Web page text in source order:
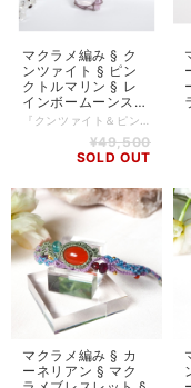
マクラメ編み § ク
ンツァイト § ピン
クトルマリン § レ
インボームーンスト
ーン § マクラメネ
¥49,500
SOLD OUT
マクラメ編み § カ
ーネリアン § マク